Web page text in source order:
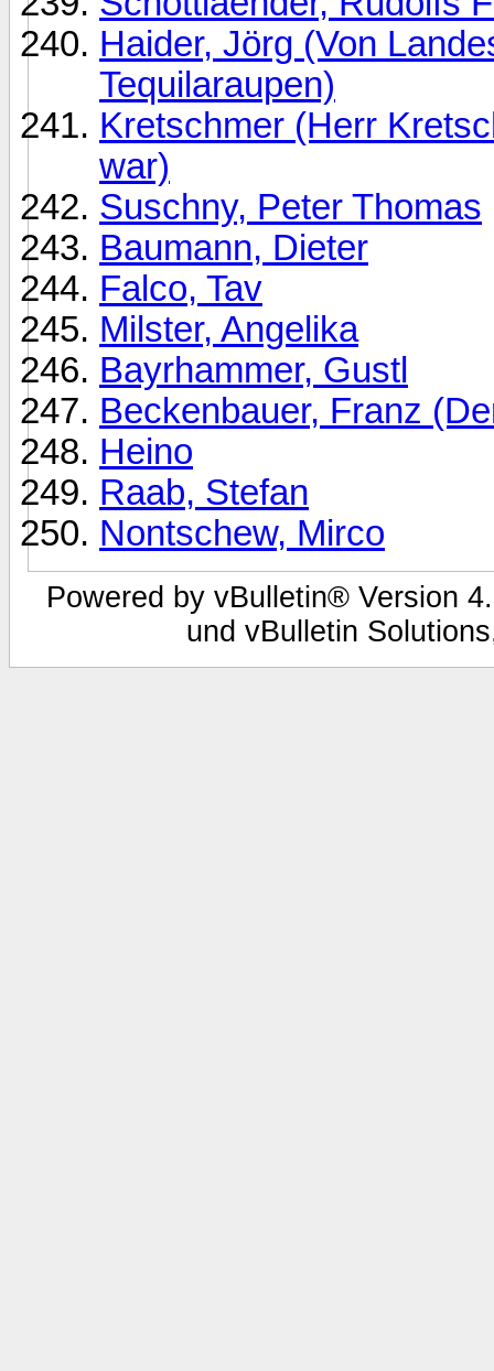
Haider, Jörg (Von
Tequilaraupen)
Kretschmer (Herr
war)
Suschny, Peter Thomas
Baumann, Dieter
Falco, Tav
Milster, Angelika
Bayrhammer, Gustl
Beckenbauer, Franz
Heino
Raab, Stefan
Nontschew, Mirco
Powered by vBulletin® Version
und vBulletin